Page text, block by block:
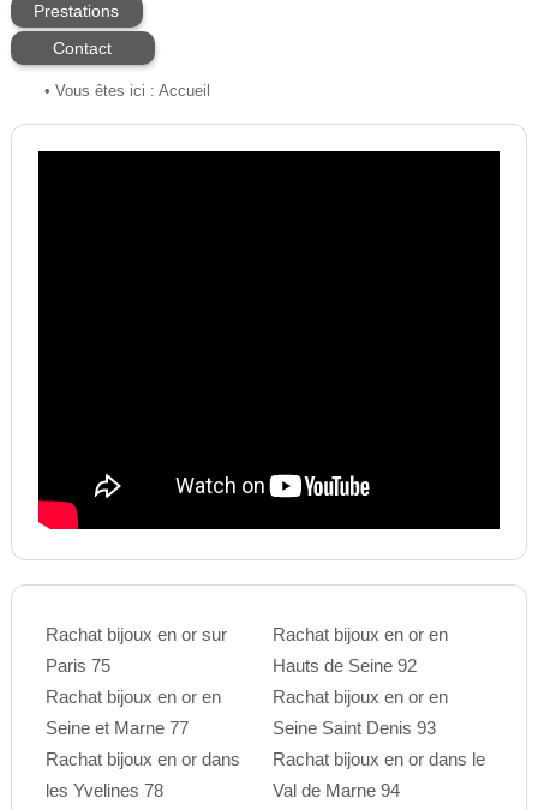
Prestations
Contact
• Vous êtes ici : Accueil
Rachat bijoux en or sur
Paris 75
Rachat bijoux en or en
Seine et Marne 77
Rachat bijoux en or dans
les Yvelines 78
Rachat bijoux en or en
Hauts de Seine 92
Rachat bijoux en or en
Seine Saint Denis 93
Rachat bijoux en or dans le
Val de Marne 94